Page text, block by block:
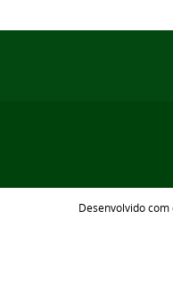
Desenvolvido